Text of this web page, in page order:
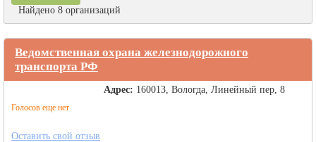
Найдено 8 организаций
Ведомственная охрана железнодорожного
транспорта РФ
Голосов еще нет
Адрес: 160013, Вологда, Линейный пер, 8
Оставить свой отзыв